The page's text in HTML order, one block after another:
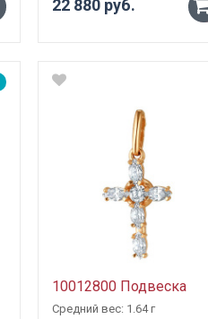
22 880 руб. -
10012800 Подвеска
Средний вес: 1.64 г